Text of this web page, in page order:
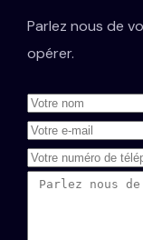
Parlez nous de
opérer.